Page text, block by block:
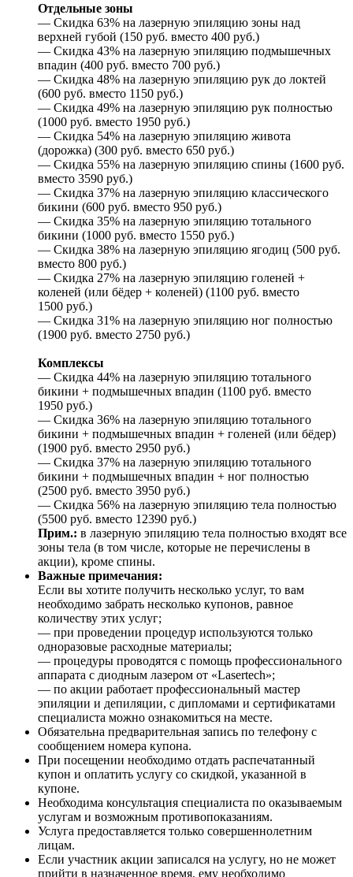
Отдельные зоны
— Скидка 63% на лазерную эпиляцию зоны над
верхней губой (150 руб. вместо 400 руб.)
— Скидка 43% на лазерную эпиляцию подмышечных
впадин (400 руб. вместо 700 руб.)
— Скидка 48% на лазерную эпиляцию рук до локтей
(600 руб. вместо 1150 руб.)
— Скидка 49% на лазерную эпиляцию рук полностью
(1000 руб. вместо 1950 руб.)
— Скидка 54% на лазерную эпиляцию живота
(дорожка) (300 руб. вместо 650 руб.)
— Скидка 55% на лазерную эпиляцию спины (1600 руб.
вместо 3590 руб.)
— Скидка 37% на лазерную эпиляцию классического
бикини (600 руб. вместо 950 руб.)
— Скидка 35% на лазерную эпиляцию тотального
бикини (1000 руб. вместо 1550 руб.)
— Скидка 38% на лазерную эпиляцию ягодиц (500 руб.
вместо 800 руб.)
— Скидка 27% на лазерную эпиляцию голеней +
коленей (или бёдер + коленей) (1100 руб. вместо
1500 руб.)
— Скидка 31% на лазерную эпиляцию ног полностью
(1900 руб. вместо 2750 руб.)
Комплексы
— Скидка 44% на лазерную эпиляцию тотального
бикини + подмышечных впадин (1100 руб. вместо
1950 руб.)
— Скидка 36% на лазерную эпиляцию тотального
бикини + подмышечных впадин + голеней (или бёдер)
(1900 руб. вместо 2950 руб.)
— Скидка 37% на лазерную эпиляцию тотального
бикини + подмышечных впадин + ног полностью
(2500 руб. вместо 3950 руб.)
— Скидка 56% на лазерную эпиляцию тела полностью
(5500 руб. вместо 12390 руб.)
Прим.: в лазерную эпиляцию тела полностью входят все
зоны тела (в том числе, которые не перечислены в
акции), кроме спины.
Важные примечания:
Если вы хотите получить несколько услуг, то вам
необходимо забрать несколько купонов, равное
количеству этих услуг;
— при проведении процедур используются только
одноразовые расходные материалы;
— процедуры проводятся с помощь профессионального
аппарата с диодным лазером от «Lasertech»;
— по акции работает профессиональный мастер
эпиляции и депиляции, с дипломами и сертификатами
специалиста можно ознакомиться на месте.
Обязательна предварительная запись по телефону с
сообщением номера купона.
При посещении необходимо отдать распечатанный
купон и оплатить услугу со скидкой, указанной в
купоне.
Необходима консультация специалиста по оказываемым
услугам и возможным противопоказаниям.
Услуга предоставляется только совершеннолетним
лицам.
Если участник акции записался на услугу, но не может
прийти в назначенное время, ему необходимо